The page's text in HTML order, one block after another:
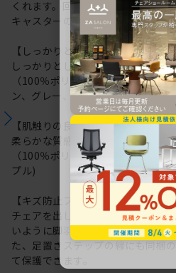
くれます。回転ノブの切り替えで
キャスターの沈み込みには、体重
【しっかりとしたファブリック】
しっかりとした地厚で立体感のあ
（100％ポリエステル繊維）を採
ン、グレー、ネイビー)
【肌触りの良いファブリック】
柔らかな質感で肌触りの良い、細
（100％ポリエステル繊維）を採
プル)
【キズ防止プロテクター】
チェアを出し入れする際、机やワ
いように脚羽根の縁にはプロテク
た、足置きステップの縁にも同梱
て保護できます。